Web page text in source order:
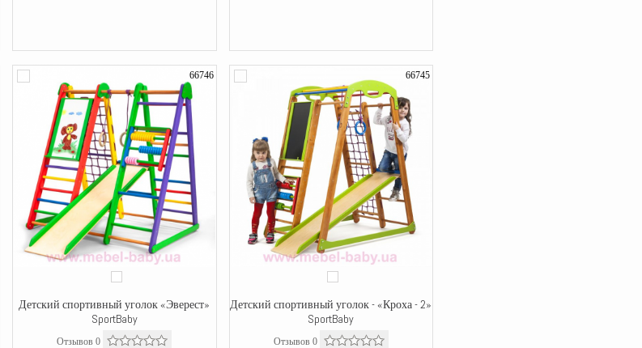
66746
Детский спортивный уголок «Эверест»
SportBaby
Отзывов 0
66745
Детский спортивный уголок - «Кроха - 2»
SportBaby
Отзывов 0